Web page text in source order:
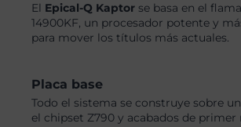
El Epical-Q Kaptor se basa en el
14900KF, un procesador potente y
para mover los títulos más actuales.
Placa base
Todo el sistema se construye sobre
el chipset Z790 y acabados de primer